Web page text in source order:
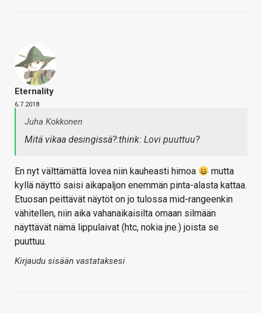
Eternality
6.7.2018
Juha Kokkonen
Mitä vikaa desingissä?:think: Lovi puuttuu?
En nyt välttämättä lovea niin kauheasti himoa
mutta
kyllä näyttö saisi aikapaljon enemmän pinta-alasta kattaa.
Etuosan peittävät näytöt on jo tulossa mid-rangeenkin
vähitellen, niin aika vahanaikaisilta omaan silmään
näyttävät nämä lippulaivat (htc, nokia jne.) joista se
puuttuu.
Kirjaudu sisään vastataksesi